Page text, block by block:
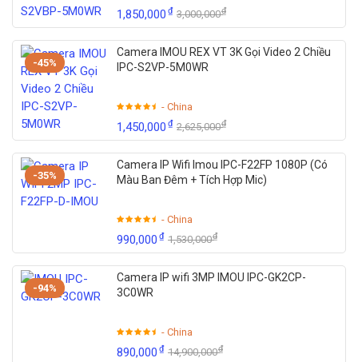
1,850,000₫ 3,000,000₫
-45%
Camera IMOU REX VT 3K Gọi Video 2 Chiều
IPC-S2VP-5M0WR
- China
1,450,000₫ 2,625,000₫
-35%
Camera IP Wifi Imou IPC-F22FP 1080P (Có
Màu Ban Đêm + Tích Hợp Mic)
- China
990,000₫ 1,530,000₫
-94%
Camera IP wifi 3MP IMOU IPC-GK2CP-
3C0WR
- China
890,000₫ 14,900,000₫